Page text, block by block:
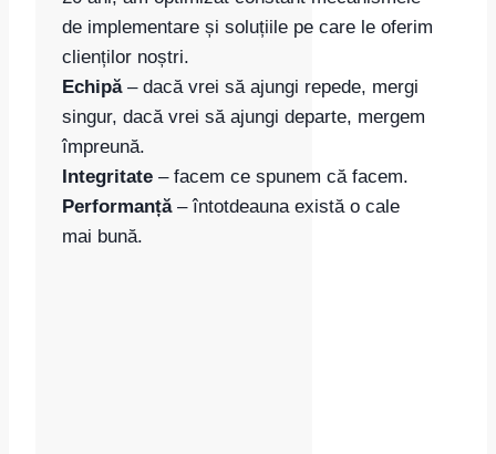
de implementare și soluțiile pe care le oferim
clienților noștri.
Echipă– dacă vrei să ajungi repede, mergi
singur, dacă vrei să ajungi departe, mergem
împreună.
Integritate – facem ce spunem că facem.
Performanță– întotdeauna există o cale
mai bună.